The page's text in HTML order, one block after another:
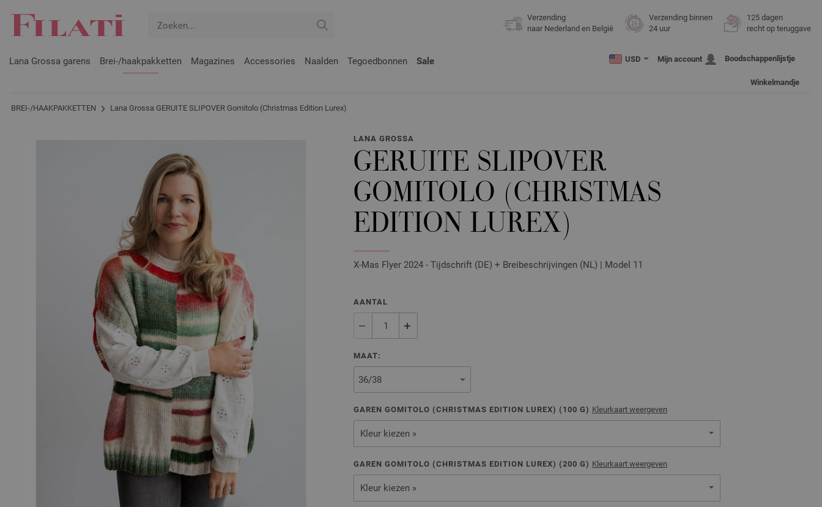
Verzending
naar Nederland en België
Verzending binnen
24 uur
125 dagen
recht op teruggave
Lana Grossa garens Brei-/haakpakketten Magazines Accessories Naalden Tegoedbonnen Sale USD Mijn account Boodschappenlijstje
Winkelmandje
BREI-/HAAKPAKKETTEN Lana Grossa GERUITE SLIPOVER Gomitolo (Christmas Edition Lurex)
LANA GROSSA
GERUITE SLIPOVER
GOMITOLO (CHRISTMAS
EDITION LUREX)
X-Mas Flyer 2024 - Tijdschrift (DE) + Breibeschrijvingen (NL) | Model 11
AANTAL
MAAT:
GAREN GOMITOLO (CHRISTMAS EDITION LUREX) ( 100 G) Kleurkaart weergeven
Kleur kiezen »
GAREN GOMITOLO (CHRISTMAS EDITION LUREX) (200 G) Kleurkaart weergeven
Kleur kiezen »